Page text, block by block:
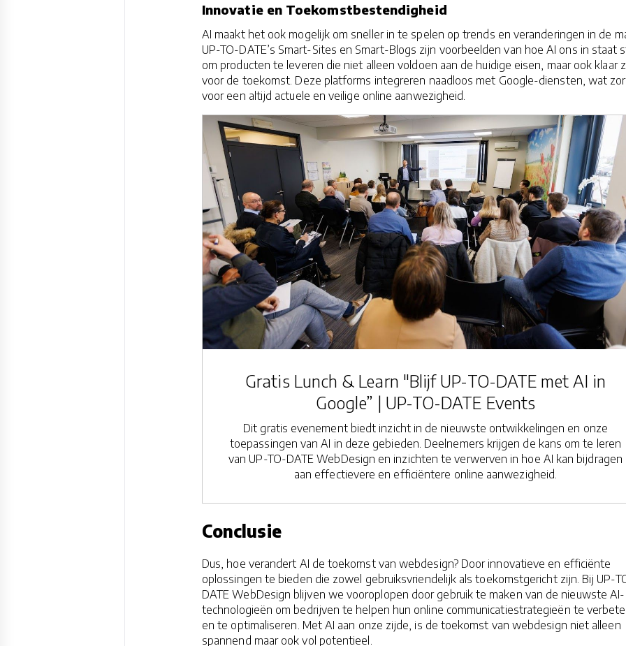
Innovatie en Toekomstbestendigheid
AI maakt het ook mogelijk om sneller in te spelen op trends en veranderingen in de
UP-TO-DATE’s Smart-Sites en Smart-Blogs zijn voorbeelden van hoe AI ons in staat
om producten te leveren die niet alleen voldoen aan de huidige eisen, maar ook klaar
voor de toekomst. Deze platforms integreren naadloos met Google-diensten, wat
voor een altijd actuele en veilige online aanwezigheid.
Gratis Lunch & Learn "Blijf UP-TO-DATE met AI in
Google” | UP-TO-DATE Events
Dit gratis evenement biedt inzicht in de nieuwste ontwikkelingen en onze
toepassingen van AI in deze gebieden. Deelnemers krijgen de kans om te leren
van UP-TO-DATE WebDesign en inzichten te verwerven in hoe AI kan bijdragen
aan effectievere en efficiëntere online aanwezigheid.
Conclusie
Dus, hoe verandert AI de toekomst van webdesign? Door innovatieve en efficiënte
oplossingen te bieden die zowel gebruiksvriendelijk als toekomstgericht zijn. Bij UP-
DATE WebDesign blijven we vooroplopen door gebruik te maken van de nieuwste AI-
technologieën om bedrijven te helpen hun online communicatiestrategieën te
en te optimaliseren. Met AI aan onze zijde, is de toekomst van webdesign niet alleen
spannend maar ook vol potentieel.